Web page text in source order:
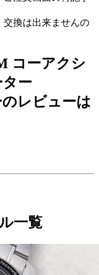
交換は出来ませんの
コーアクシ
ー
のレビューは
一覧